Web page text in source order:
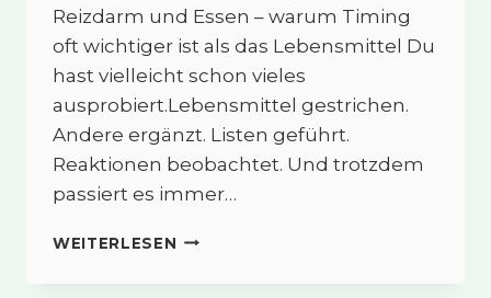
Reizdarm und Essen – warum Timing
oft wichtiger ist als das Lebensmittel Du
hast vielleicht schon vieles
ausprobiert.Lebensmittel gestrichen.
Andere ergänzt. Listen geführt.
Reaktionen beobachtet. Und trotzdem
passiert es immer…
WEITERLESEN REIZDARM